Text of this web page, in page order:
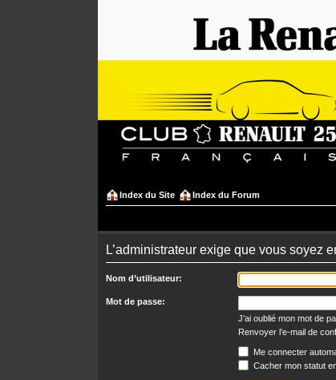
Index du Site Index du Forum
L’administrateur exige que vous soyez
Nom d’utilisateur:
Mot de passe:
J’ai oublié mon mot de
Renvoyer l’e-mail de
Me connecter
Cacher mon statut